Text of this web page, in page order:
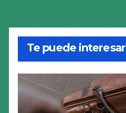
Te puede interesar